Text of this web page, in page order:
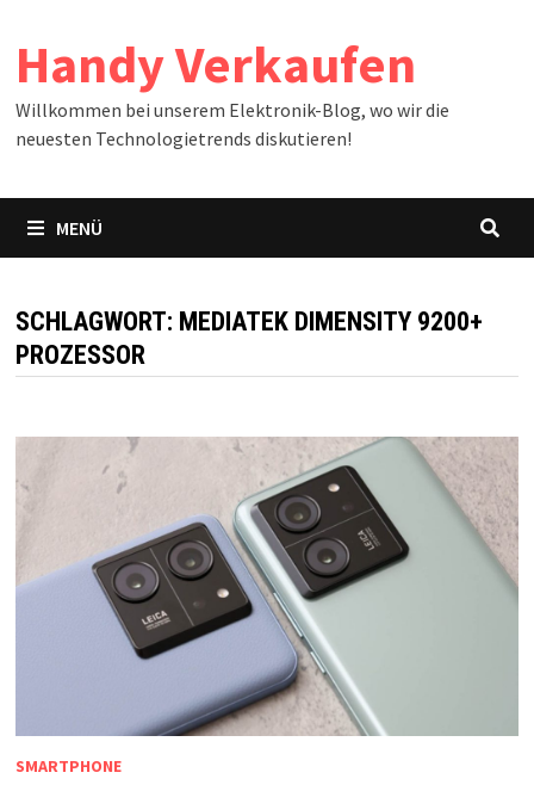
Inhalt
springen
Handy Verkaufen
Willkommen bei unserem Elektronik-Blog, wo wir die
neuesten Technologietrends diskutieren!
MENÜ
SCHLAGWORT: MEDIATEK DIMENSITY 9200+
PROZESSOR
SMARTPHONE